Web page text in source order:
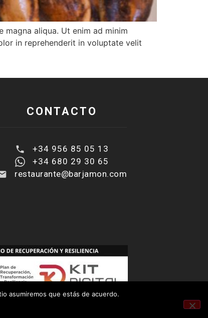
aliqua. Ut enim ad minim
in reprehenderit in voluptate velit
CONTACTO
+34 956 85 05 13
+34 680 29 30 65
restaurante@barjamon.com
asumiremos que estás de acuerdo.